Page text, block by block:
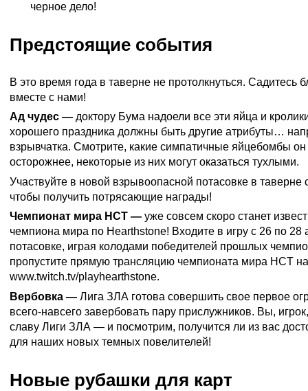
черное дело!
Предстоящие события
В это время года в таверне не протолкнуться. Садитесь
вместе с нами!
Ад чудес — доктору Бума надоели все эти яйца и
хорошего праздника должны быть другие атрибуты…
взрывчатка. Смотрите, какие симпатичные яйцебомбы он
осторожнее, некоторые из них могут оказаться тухлыми.
Участвуйте в новой взрывоопасной потасовке в таверне
чтобы получить потрясающие награды!
Чемпионат мира HCT — уже совсем скоро станет
чемпиона мира по Hearthstone! Входите в игру с 26 по 28
потасовке, играя колодами победителей прошлых
пропустите прямую трансляцию чемпионата мира HCT
www.twitch.tv/playhearthstone.
Вербовка — Лига ЗЛА готова совершить свое первое
всего-навсего завербовать пару прислужников. Вы,
славу Лиги ЗЛА — и посмотрим, получится ли из вас
для наших новых темных повелителей!
Новые рубашки для карт